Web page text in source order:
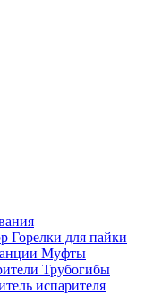
Горелки для пайки
Муфты
Трубогибы
испарителя